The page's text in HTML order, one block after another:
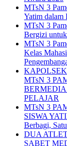
MTsN 3
Yatim dalam
MTsN 3
Bergizi
MTsN 3
Kelas
MTsN 3
PELAJAR
MTsN 3
SISWA
Berbagi,
DUA
SABET